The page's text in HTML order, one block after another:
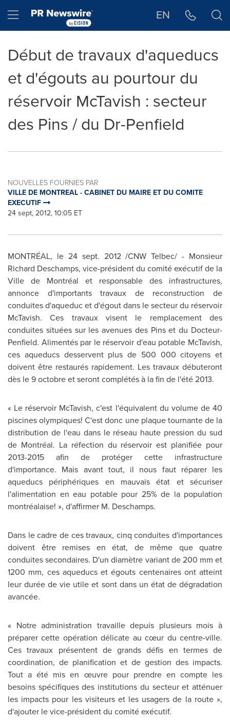
Hamburger menu EN
Début de travaux d'aqueducs
et d'égouts au pourtour du
réservoir McTavish : secteur
des Pins / du Dr-Penfield
NOUVELLES FOURNIES PAR
VILLE DE MONTREAL - CABINET DU MAIRE ET DU COMITE
EXECUTIF
24 sept, 2012, 10:05 ET
MONTRÉAL, le 24 sept. 2012/CNW Telbec/ - Monsieur
Richard Deschamps, vice-président du comité exécutif de la
Ville de Montréal et responsable des infrastructures,
annonce d'importants travaux de reconstruction de
conduites d'aqueduc et d'égout dans le secteur du réservoir
McTavish. Ces travaux visent le remplacement des
conduites situées sur les avenues des Pins et du Docteur-
Penfield. Alimentés par le réservoir d'eau potable McTavish,
ces aqueducs desservent plus de 500 000 citoyens et
doivent être restaurés rapidement. Les travaux débuteront
dès le 9 octobre et seront complétés à la fin de l'été 2013.
« Le réservoir McTavish, c'est l'équivalent du volume de 40
piscines olympiques! C'est donc une plaque tournante de la
distribution de l'eau dans le réseau haute pression du sud
de Montréal. La réfection du réservoir est planifiée pour
2013-2015 afin de protéger cette infrastructure
d'importance. Mais avant tout, il nous faut réparer les
aqueducs périphériques en mauvais état et sécuriser
l'alimentation en eau potable pour 25% de la population
montréalaise! », d'affirmer M. Deschamps.
Dans le cadre de ces travaux, cinq conduites d'importances
doivent être remises en état, de même que quatre
conduites secondaires. D'un diamètre variant de 200 mm et
1200 mm, ces aqueducs et égouts centenaires ont atteint
leur durée de vie utile et sont dans un état de dégradation
avancée.
« Notre administration travaille depuis plusieurs mois à
préparer cette opération délicate au cœur du centre-ville.
Ces travaux présentent de grands défis en termes de
coordination, de planification et de gestion des impacts.
Tout a été mis en œuvre pour prendre en compte les
besoins spécifiques des institutions du secteur et atténuer
les impacts pour les visiteurs et les usagers de la route »,
d'ajouter le vice-président du comité exécutif.